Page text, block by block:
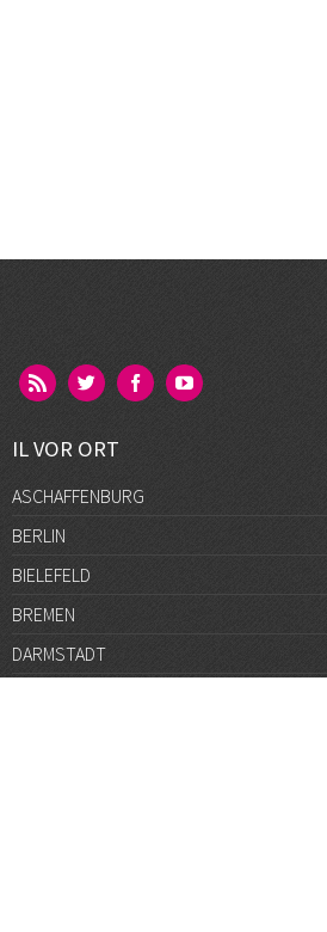
IL VOR ORT
ASCHAFFENBURG
BERLIN
BIELEFELD
BREMEN
DARMSTADT